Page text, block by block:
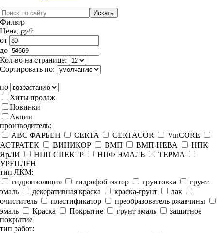
Фильтр
Цена, руб:
от
до
Кол-во на странице:
Сортировать по:
по
Хиты продаж
Новинки
Акции
производитель:
ABC ФАРБЕН
CERTA CERTACOR
VinCORE
АСТРАТЕК
ВИНИКОР ВМП ВМП-НЕВА
НПК
ЯрЛИ
НПП СПЕКТР НПФ ЭМАЛЬ
ТЕРМА
УРЕПЛЕН
тип ЛКМ:
гидроизоляция
гидрофобизатор грунтовка
грунт-
эмаль
декоративная краска краска-грунт
лак
очиститель
пластификатор
преобразователь ржавчины
эмаль
Краска Покрытие грунт эмаль
защитное
покрытие
тип работ: